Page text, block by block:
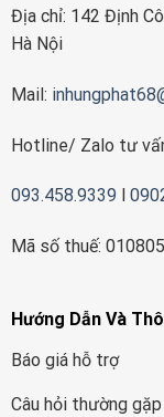
Địa chỉ: 142 Định
Hà Nội
Mail:
Hotline/ Zalo tư
093.458.9339
Mã số thuế:
Hướng Dẫn Và
Báo giá hỗ trợ
Câu hỏi thường gặp